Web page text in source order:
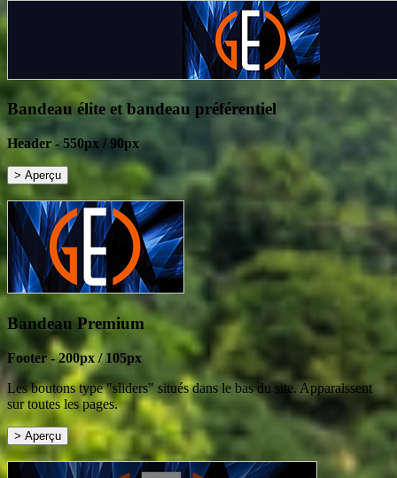
Bandeau élite et bandeau préférentiel
Header - 550px / 90px
Bandeau Premium
Footer - 200px / 105px
Les boutons type "sliders" situés dans le bas du site. Apparaissent
sur toutes les pages.